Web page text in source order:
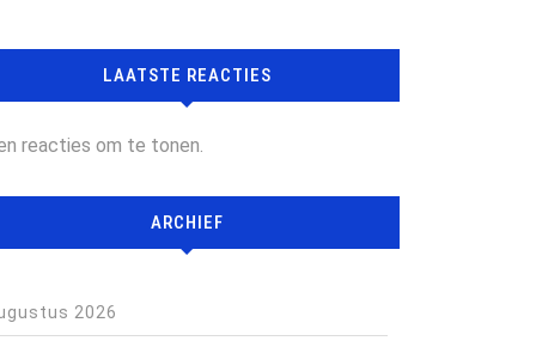
LAATSTE REACTIES
reacties om te tonen.
ARCHIEF
2026